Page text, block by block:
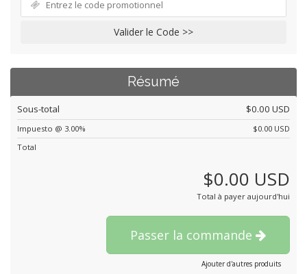
Valider le Code >>
Résumé
Sous-total $0.00 USD
Impuesto @ 3.00%
$0.00 USD
Total
$0.00 USD
Total à payer aujourd'hui
Passer la commande
Ajouter d'autres produits